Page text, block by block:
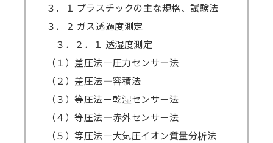
３．１ プラスチックの主な規格、試験法
３．２ ガス透過度測定
３．２．１ 透湿度測定
（１）差圧法―圧力センサー法
（２）差圧法―容積法
（３）等圧法－乾湿センサー法
（４）等圧法―赤外センサー法
（５）等圧法―大気圧イオン質量分析法